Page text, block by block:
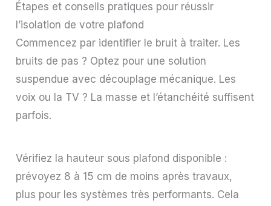
Étapes et conseils pratiques pour réussir
l’isolation de votre plafond
Commencez par identifier le bruit à traiter. Les
bruits de pas ? Optez pour une solution
suspendue avec découplage mécanique. Les
voix ou la TV ? La masse et l’étanchéité suffisent
parfois.
Vérifiez la hauteur sous plafond disponible :
prévoyez 8 à 15 cm de moins après travaux,
plus pour les systèmes très performants. Cela